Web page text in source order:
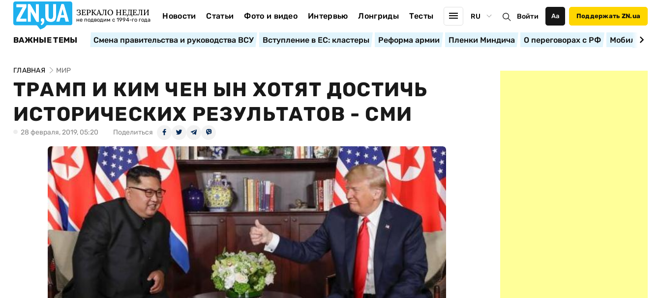
ЗЕРКАЛО НЕДЕЛИ
не подводим с 1994-го года Новости Статьи Фото и видео Интервью Лонгриды Тесты RU Войти Аа Поддержать ZN.ua
ВАЖНЫЕ ТЕМЫ Смена правительства и руководства ВСУ Вступление в ЕС: кластеры Реформа армии Пленки Миндича О переговорах с РФ
ГЛАВНАЯ МИР
ТРАМП И КИМ ЧЕН ЫН ХОТЯТ ДОСТИЧЬ
ИСТОРИЧЕСКИХ РЕЗУЛЬТАТОВ - СМИ
28 февраля, 2019, 05:20 Поделиться